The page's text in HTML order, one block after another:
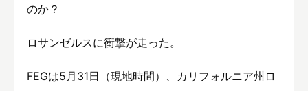
のか？
ロサンゼルスに衝撃が走った。
FEGは5月31日（現地時間）、カリフォルニア州ロ